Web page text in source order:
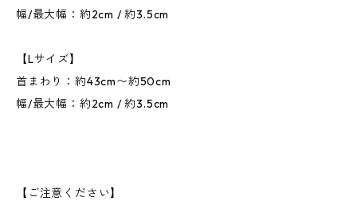
幅/最大幅：約2cm / 約3.5cm
【Lサイズ】
首まわり：約43cm〜約50cm
幅/最大幅：約2cm / 約3.5cm
【ご注意ください】